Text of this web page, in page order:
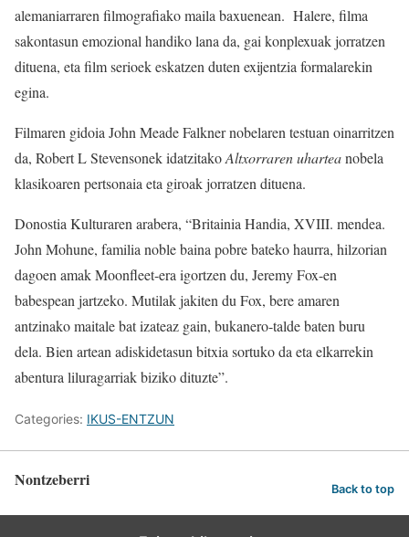
alemaniarraren filmografiako maila baxuenean. Halere, filma
sakontasun emozional handiko lana da, gai konplexuak jorratzen
dituena, eta film serioek eskatzen duten exijentzia formalarekin
egina.
Filmaren gidoia John Meade Falkner nobelaren testuan oinarritzen
da, Robert L Stevensonek idatzitakoAltxorraren uharteanobela
klasikoaren pertsonaia eta giroak jorratzen dituena.
Donostia Kulturaren arabera, “Britainia Handia, XVIII. mendea.
John Mohune, familia noble baina pobre bateko haurra, hilzorian
dagoen amak Moonfleet-era igortzen du, Jeremy Fox-en
babespean jartzeko. Mutilak jakiten du Fox, bere amaren
antzinako maitale bat izateaz gain, bukanero-talde baten buru
dela. Bien artean adiskidetasun bitxia sortuko da eta elkarrekin
abentura liluragarriak biziko dituzte”.
Categories: IKUS-ENTZUN
Nontzeberri Back to top